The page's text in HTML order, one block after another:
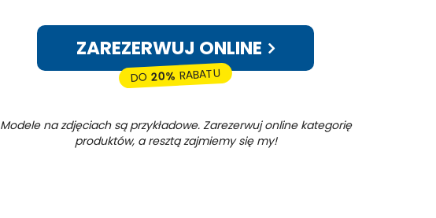
ZAREZERWUJ ONLINE
DO20% RABATU
Modele na zdjęciach są przykładowe. Zarezerwuj online kategorię
produktów, a resztą zajmiemy się my!